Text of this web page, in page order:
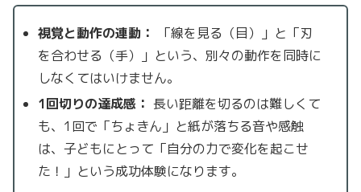
視覚と動作の連動：
「線を見る（目）」と「刃
を合わせる（手）」という、別々の動作を同時に
しなくてはいけません。
1回切りの達成感： 長い距離を切るのは難しくて
も、1回で「ちょきん」と紙が落ちる音や感触
は、子どもにとって「自分の力で変化を起こせ
た！」という成功体験になります。